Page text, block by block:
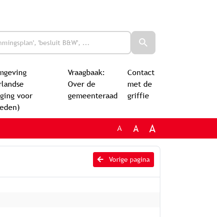
voor
Vraagbaak:
Over de
gemeenteraad
Contact
met de
griffie
A A A
Vorige pagina